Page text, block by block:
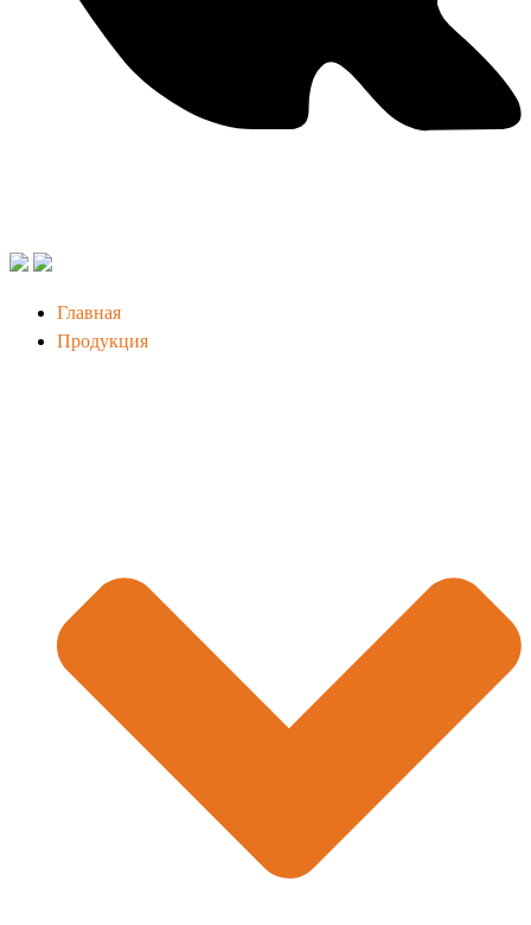
Главная
Продукция